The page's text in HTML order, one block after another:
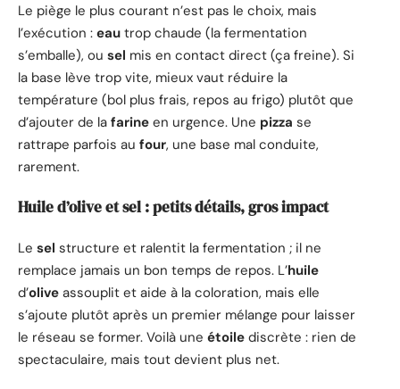
Le piège le plus courant n’est pas le choix, mais
l’exécution : eau trop chaude (la fermentation
s’emballe), ou sel mis en contact direct (ça freine). Si
la base lève trop vite, mieux vaut réduire la
température (bol plus frais, repos au frigo) plutôt que
d’ajouter de la farine en urgence. Une pizza se
rattrape parfois au four, une base mal conduite,
rarement.
Huile d’olive et sel : petits détails, gros impact
Le sel structure et ralentit la fermentation ; il ne
remplace jamais un bon temps de repos. L’huile
d’olive assouplit et aide à la coloration, mais elle
s’ajoute plutôt après un premier mélange pour laisser
le réseau se former. Voilà une étoile discrète : rien de
spectaculaire, mais tout devient plus net.